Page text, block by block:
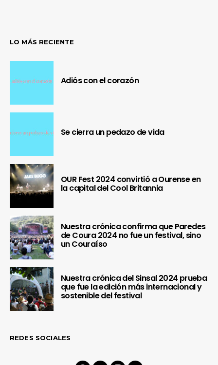
LO MÁS RECIENTE
Adiós con el corazón
Se cierra un pedazo de vida
OUR Fest 2024 convirtió a Ourense en
la capital del Cool Britannia
Nuestra crónica confirma que Paredes
de Coura 2024 no fue un festival, sino
un Couraíso
Nuestra crónica del Sinsal 2024 prueba
que fue la edición más internacional y
sostenible del festival
REDES SOCIALES